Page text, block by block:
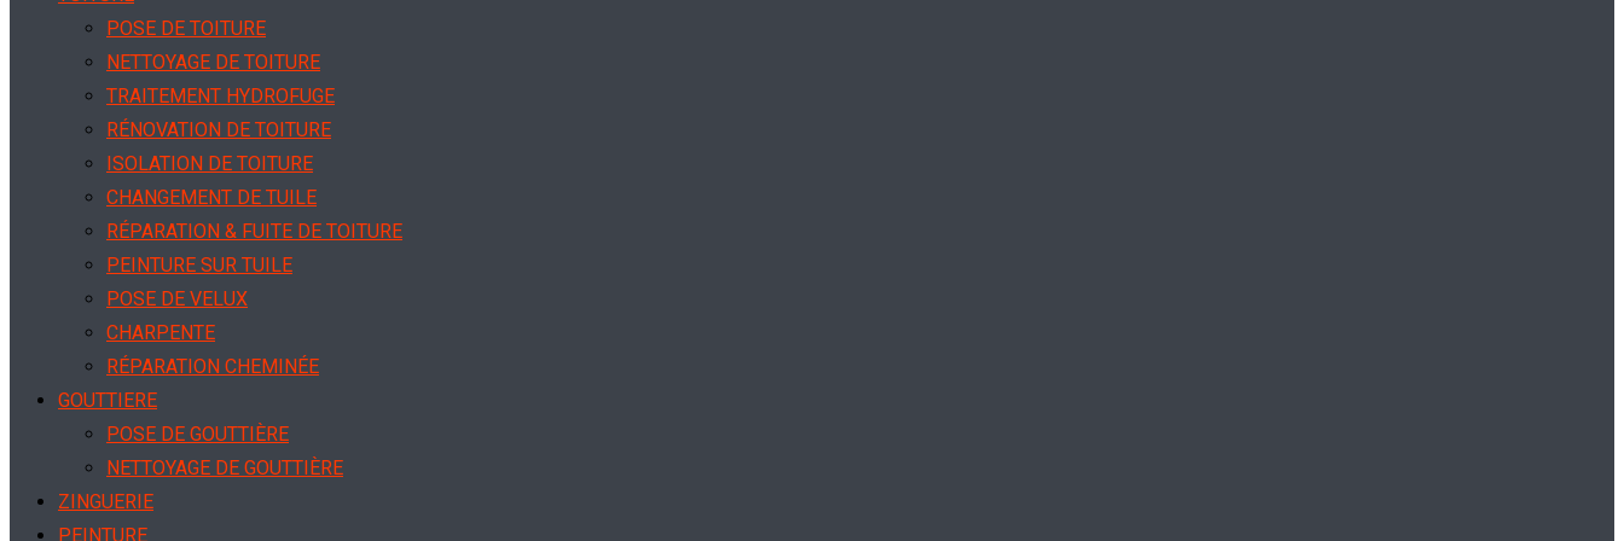
POSE DE TOITURE
NETTOYAGE DE TOITURE
TRAITEMENT HYDROFUGE
RÉNOVATION DE TOITURE
ISOLATION DE TOITURE
CHANGEMENT DE TUILE
RÉPARATION & FUITE DE TOITURE
PEINTURE SUR TUILE
POSE DE VELUX
CHARPENTE
RÉPARATION CHEMINÉE
GOUTTIERE
POSE DE GOUTTIÈRE
NETTOYAGE DE GOUTTIÈRE
ZINGUERIE
PEINTURE